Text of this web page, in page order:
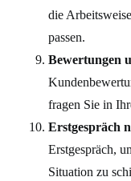
die
passen.
Bewertungen
fragen Sie in
Erstgespräch
Erstgespräch,
Situation zu